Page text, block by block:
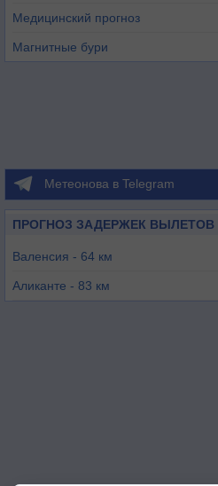
Медицинский прогноз
Магнитные бури
Метеонова в Telegram
ПРОГНОЗ ЗАДЕРЖЕК
Валенсия - 64 км
Аликанте - 83 км